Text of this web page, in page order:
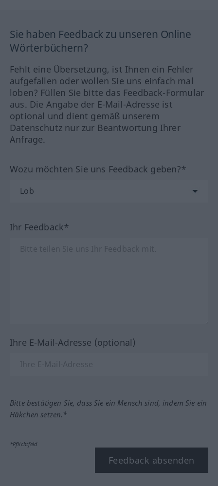
Sie haben Feedback zu unseren Online
Wörterbüchern?
Fehlt eine Übersetzung, ist Ihnen ein Fehler
aufgefallen oder wollen Sie uns einfach mal
loben? Füllen Sie bitte das Feedback-Formular
aus. Die Angabe der E-Mail-Adresse ist
optional und dient gemäß unserem
Datenschutz nur zur Beantwortung Ihrer
Anfrage.
Wozu möchten Sie uns Feedback geben?*
Ihr Feedback*
Ihre E-Mail-Adresse (optional)
Bitte bestätigen Sie, dass Sie ein Mensch sind, indem Sie ein
Häkchen setzen.*
*Pflichtfeld
Feedback absenden